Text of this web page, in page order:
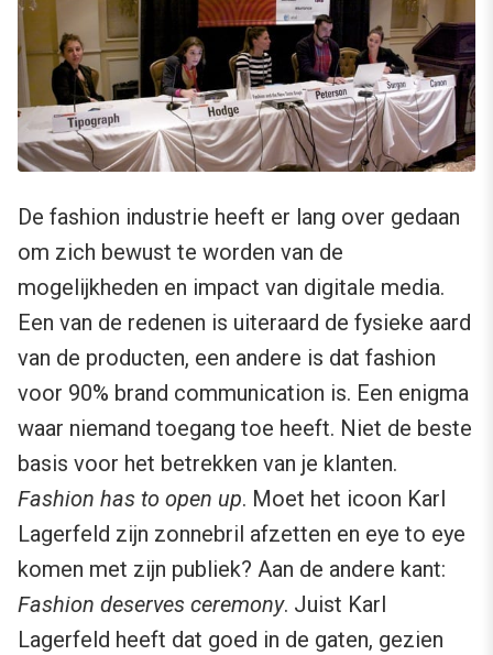
De fashion industrie heeft er lang over gedaan
om zich bewust te worden van de
mogelijkheden en impact van digitale media.
Een van de redenen is uiteraard de fysieke aard
van de producten, een andere is dat fashion
voor 90% brand communication is. Een enigma
waar niemand toegang toe heeft. Niet de beste
basis voor het betrekken van je klanten.
Fashion has to open up. Moet het icoon Karl
Lagerfeld zijn zonnebril afzetten en eye to eye
komen met zijn publiek? Aan de andere kant:
Fashion deserves ceremony. Juist Karl
Lagerfeld heeft dat goed in de gaten, gezien